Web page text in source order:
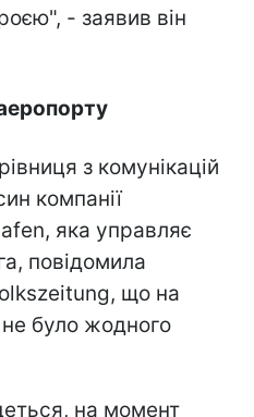
- заявив він
з комунікацій
компанії
яка управляє
повідомила
що на
не було жодного
на момент